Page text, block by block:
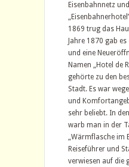
Eisenbahnnetz
1869 trug das
Jahre 1870 gab
und eine
Namen „Hotel de
gehörte zu den
Stadt. Es war
und
sehr beliebt. In
warb man in der
„Wärmflasche im
Reiseführer und
verwiesen auf die